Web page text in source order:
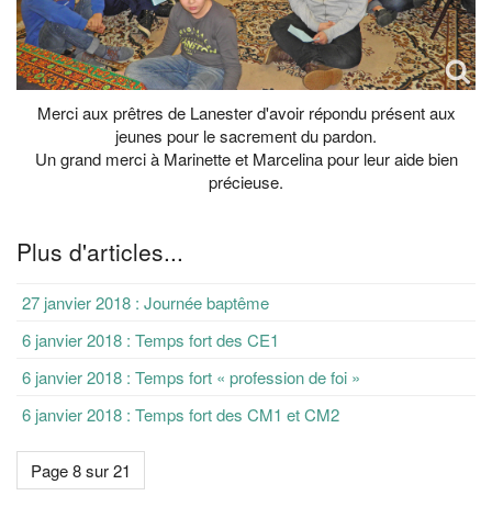
Merci aux prêtres de Lanester d'avoir répondu présent aux
jeunes pour le sacrement du pardon.
Un grand merci à Marinette et Marcelina pour leur aide bien
précieuse.
Plus d'articles...
27 janvier 2018 : Journée baptême
6 janvier 2018 : Temps fort des CE1
6 janvier 2018 : Temps fort « profession de foi »
6 janvier 2018 : Temps fort des CM1 et CM2
Page 8 sur 21